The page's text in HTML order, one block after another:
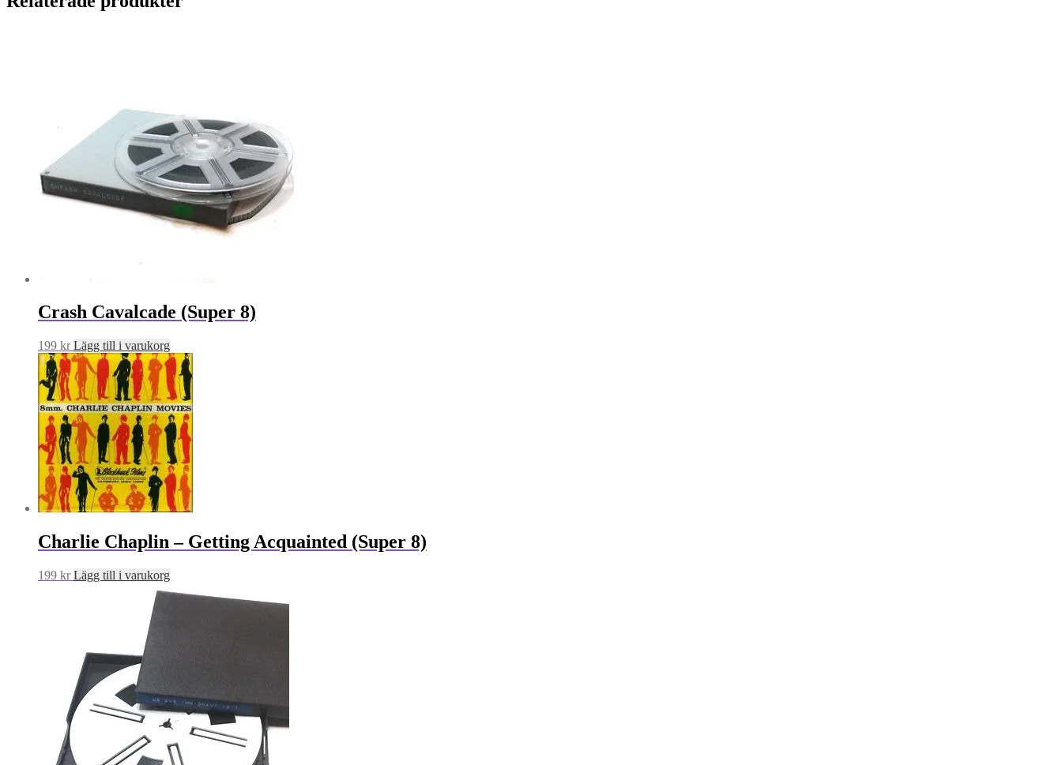
Crash Cavalcade (Super 8)
199 kr Lägg till i varukorg
Charlie Chaplin – Getting Acquainted (Super 8)
199 kr Lägg till i varukorg